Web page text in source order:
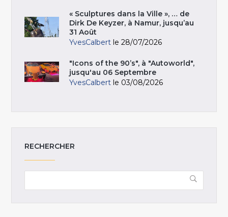
« Sculptures dans la Ville », … de
Dirk De Keyzer, à Namur, jusqu’au
31 Août
YvesCalbert le 28/07/2026
"Icons of the 90’s", à "Autoworld",
jusqu'au 06 Septembre
YvesCalbert le 03/08/2026
RECHERCHER